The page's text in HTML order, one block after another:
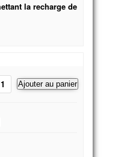
la recharge de
Ajouter au panier